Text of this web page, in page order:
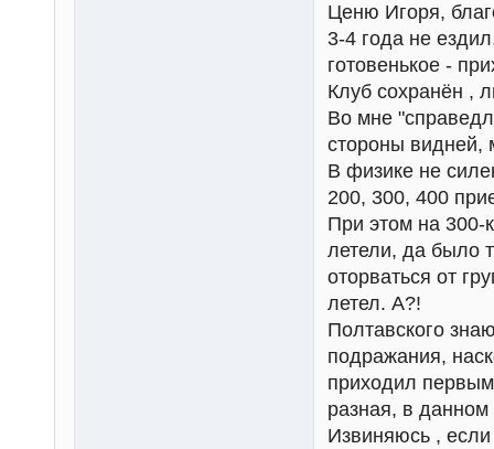
Ценю Игоря,
3-4 года не
готовенькое -
Клуб сохранён ,
Во мне
стороны видней,
В физике не
200, 300, 400
При этом на 300-
летели, да было
оторваться от
летел. А?!
Полтавского
подражания,
приходил
разная, в
Извиняюсь ,